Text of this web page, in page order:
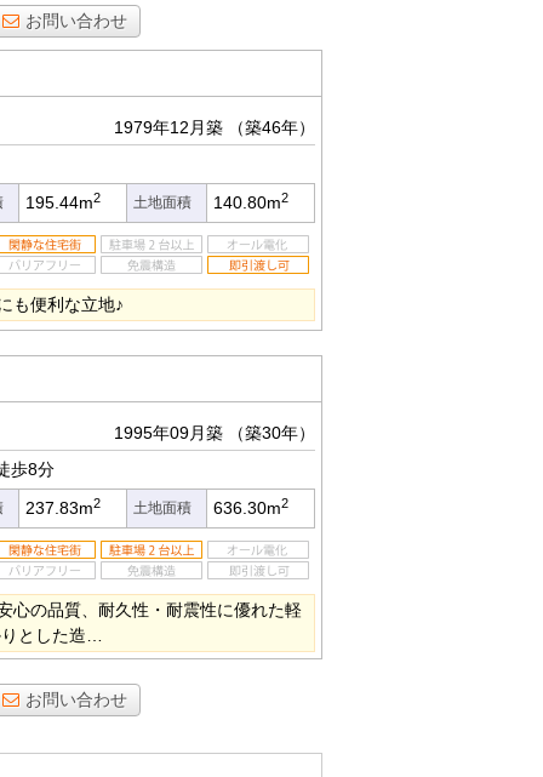
お問い合わせ
1979年12月築
（築46年）
195.44m2 土地面積 140.80m2
も便利な立地♪
1995年09月築
（築30年）
歩8分
237.83m2 土地面積 636.30m2
心の品質、耐久性・耐震性に優れた軽
とした造…
お問い合わせ